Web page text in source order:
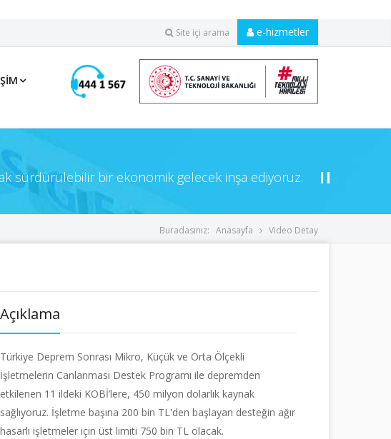
Site içi arama e-hizmetler
sürdürülebilir bir ekonomik gelecek inşa ediyoruz.
Buradasınız: Anasayfa Video Detay
Açıklama
Türkiye Deprem Sonrası Mikro, Küçük ve Orta Ölçekli
İşletmelerin Canlanması Destek Programı ile depremden
etkilenen 11 ildeki KOBİ’lere, 450 milyon dolarlık kaynak
sağlıyoruz. İşletme başına 200 bin TL'den başlayan desteğin ağır
hasarlı işletmeler için üst limiti 750 bin TL olacak.